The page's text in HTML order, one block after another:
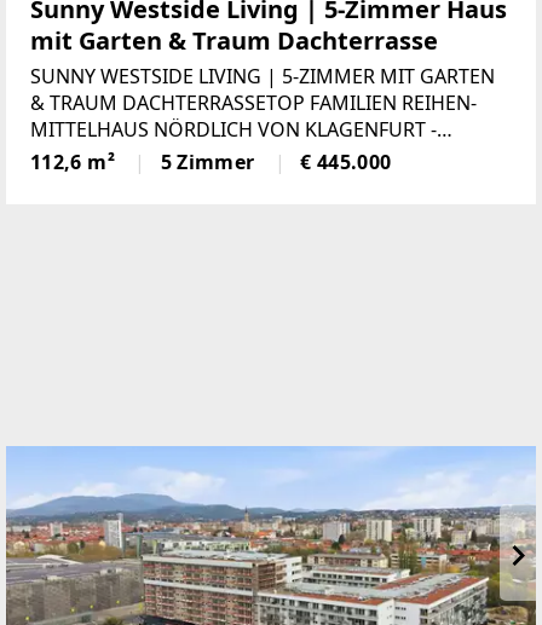
Sunny Westside Living | 5-Zimmer Haus
mit Garten & Traum Dachterrasse
SUNNY WESTSIDE LIVING | 5-ZIMMER MIT GARTEN
& TRAUM DACHTERRASSETOP FAMILIEN REIHEN-
MITTELHAUS NÖRDLICH VON KLAGENFURT -
CARPORT & STELLPLATZ - FERNWÄRME &
SOLARENERGIEDieses Reihenmittelhaus besticht
112,6 m² 5 Zimmer € 445.000